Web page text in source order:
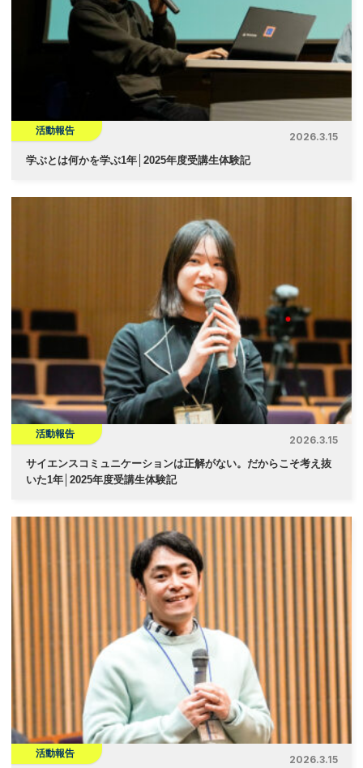
活動報告
2026.3.15
学ぶとは何かを学ぶ1年│2025年度受講生体験記
活動報告
2026.3.15
サイエンスコミュニケーションは正解がない。だからこそ考え抜
いた1年│2025年度受講生体験記
活動報告
2026.3.15